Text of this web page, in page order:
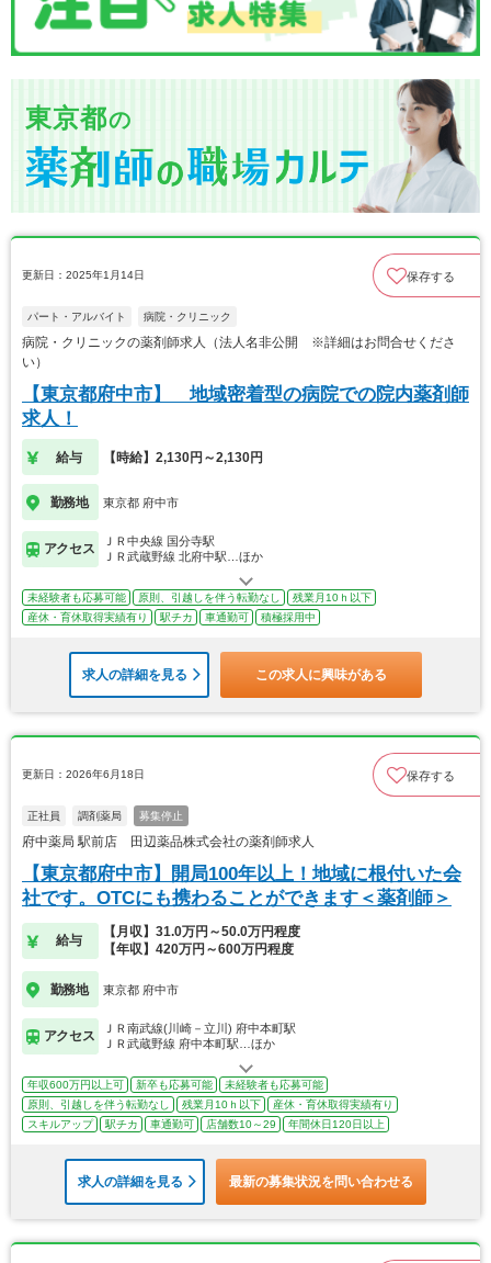
東京都の
更新日：2025年1月14日 保存する
パート・アルバイト 病院・クリニック
病院・クリニックの薬剤師求人（法人名非公開 ※詳細はお問合せくださ
い）
【東京都府中市】 地域密着型の病院での院内薬剤師
求人！
給与 【時給】2,130円～2,130円
勤務地 東京都 府中市
アクセス
ＪＲ中央線 国分寺駅
ＪＲ武蔵野線 北府中駅…ほか
未経験者も応募可能 原則、引越しを伴う転勤なし
残業月10ｈ以下
産休・育休取得実績有り
駅チカ 車通勤可 積極採用中
求人の詳細を見る この求人に興味がある
更新日：2026年6月18日 保存する
正社員 調剤薬局 募集停止
府中薬局 駅前店 田辺薬品株式会社の薬剤師求人
【東京都府中市】開局100年以上！地域に根付いた会
社です。OTCにも携わることができます＜薬剤師＞
給与
【月収】31.0万円～50.0万円程度
【年収】420万円～600万円程度
勤務地 東京都 府中市
アクセス
ＪＲ南武線(川崎－立川) 府中本町駅
ＪＲ武蔵野線 府中本町駅…ほか
年収600万円以上可 新卒も応募可能
未経験者も応募可能
原則、引越しを伴う転勤なし
残業月10ｈ以下
産休・育休取得実績有り
スキルアップ
駅チカ 車通勤可 店舗数10～29 年間休日120日以上
求人の詳細を見る 最新の募集状況を問い合わせる